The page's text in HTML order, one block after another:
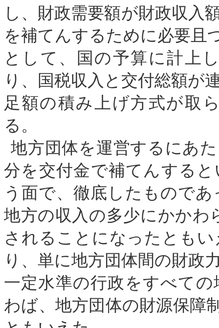
し、財政需要額が財政収入
を補てんするために必要且
として、国の予算に計上
り、国税収入と交付総額が
足額の積み上げ方式が取
る。
地方団体を運営するにあ
分を交付金で補てんする
う面で、徹底したもので
地方の収入の多少にかかわ
されることになったとも
り、単に地方団体間の財政
一定水準の行政をすべて
わば、地方団体の財源保障